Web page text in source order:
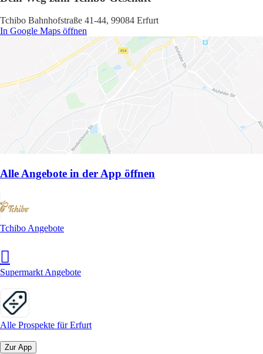
Tchibo Bahnhofstraße 41-44, 99084 Erfurt
In Google Maps öffnen
Alle Angebote in der App öffnen
Tchibo Angebote
Supermarkt Angebote
Alle Prospekte für Erfurt
Zur App